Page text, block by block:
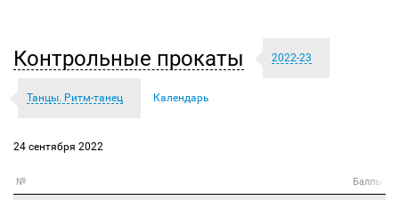
Контрольные прокаты 2022-23
Танцы. Ритм-танец Календарь
24 сентября 2022
№ Баллы